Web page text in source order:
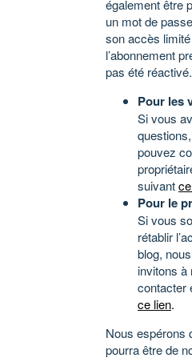
également être
un mot de
son accès
l’abonnement
pas été réactivé.
Pour les
Si vous
pouvez
suivant
Pour le
Si vous
rétablir
blog,
invitons à
contacter
ce lien.
Nous espérons
pourra être de